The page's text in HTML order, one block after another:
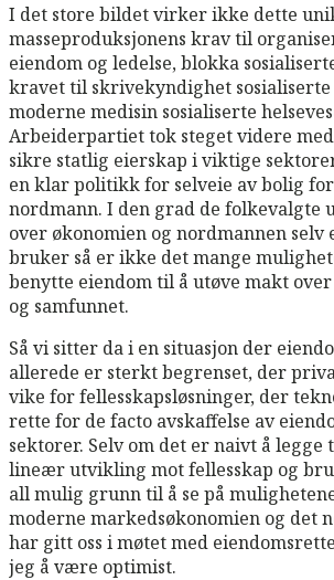
I det store bildet virker ikke dette
masseproduksjonens krav til
eiendom og ledelse, blokka
kravet til skrivekyndighet
moderne medisin sosialiserte
Arbeiderpartiet tok steget videre
sikre statlig eierskap i viktige
en klar politikk for selveie av bolig
nordmann. I den grad de folkevalgte
over økonomien og nordmannen selv
bruker så er ikke det mange
benytte eiendom til å utøve makt
og samfunnet.
Så vi sitter da i en situasjon der
allerede er sterkt begrenset, der
vike for fellesskapsløsninger, der
rette for de facto avskaffelse av
sektorer. Selv om det er naivt å legge
lineær utvikling mot fellesskap og
all mulig grunn til å se på
moderne markedsøkonomien og det
har gitt oss i møtet med
jeg å være optimist.